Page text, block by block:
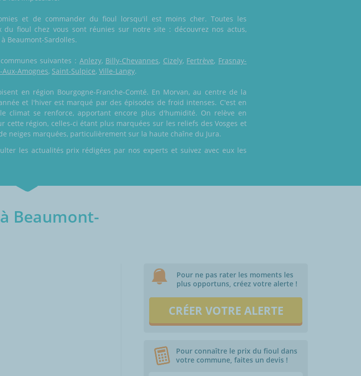
et de commander du fioul lorsqu'il est moins cher. Toutes les
fioul chez vous sont réunies sur notre site : découvrez nos actus,
Beaumont-Sardolles.
suivantes : Anlezy, Billy-Chevannes, Cizely, Fertrève, Frasnay-
Aux-Amognes, Saint-Sulpice, Ville-Langy.
en région Bourgogne-Franche-Comté. En Morvan, au centre de la
et l'hiver est marqué par des épisodes de froid intenses. C'est en
climat se renforce, apportant encore plus d'humidité. On relève en
cette région, celles-ci étant plus marquées sur les reliefs des Vosges et
neiges marquées, particulièrement sur la haute chaîne du Jura.
les actualités prix rédigées par nos experts et suivez avec eux les
Beaumont-
Pour ne pas rater les moments les
plus opportuns, créez votre alerte !
CRÉER VOTRE ALERTE
Pour connaître le prix du fioul dans
votre commune, faites un devis !